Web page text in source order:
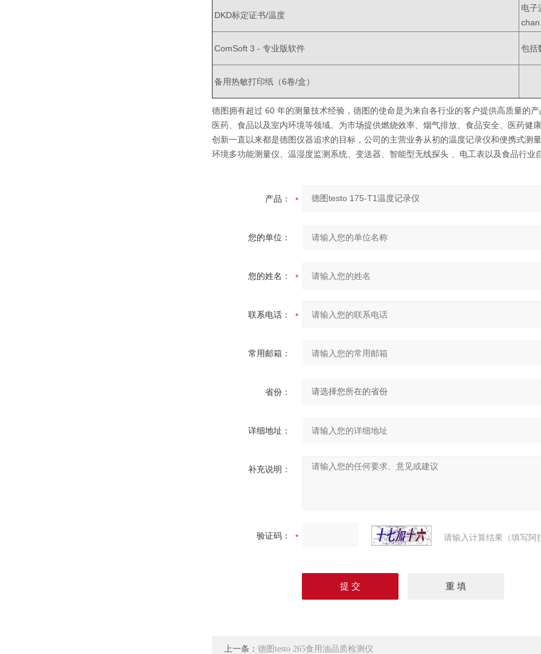
DKD标定证书/温度
电子
ComSoft 3 - 专业版软件 包括
备用热敏打印纸（6卷/盒）
德图拥有超过 60 年的测量技术经验，德图的使命是为来自各行业的客户提供高质量的
医药、食品以及室内环境等领域。为市场提供燃烧效率、烟气排放、食品安全、医药健
创新一直以来都是德图仪器追求的目标，公司的主营业务从初的温度记录仪和便携式测
环境多功能测量仪、温湿度监测系统、变送器、智能型无线探头 、电工表以及食品行业
产品：
您的单位：
您的姓名：
联系电话：
常用邮箱：
省份：
详细地址：
补充说明：
验证码： 请输入计算结果（填写阿
上一条：德图testo 265食用油品质检测仪